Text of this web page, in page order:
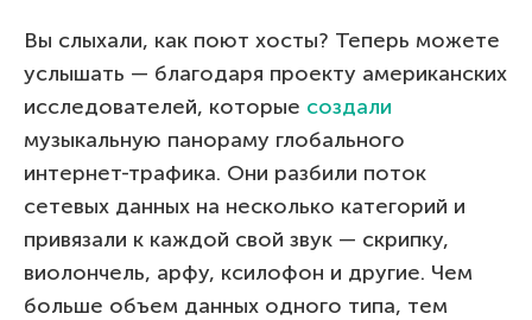
Вы слыхали, как поют хосты? Теперь можете
услышать — благодаря проекту американских
исследователей, которые создали
музыкальную панораму глобального
интернет-трафика. Они разбили поток
сетевых данных на несколько категорий и
привязали к каждой свой звук — скрипку,
виолончель, арфу, ксилофон и другие. Чем
больше объем данных одного типа, тем